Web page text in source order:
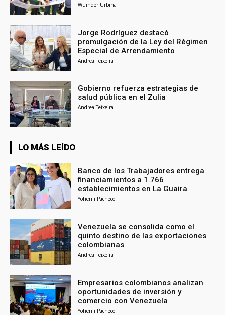
Wuinder Urbina
Jorge Rodríguez destacó
promulgación de la Ley del Régimen
Especial de Arrendamiento
Andrea Teixeira
Gobierno refuerza estrategias de
salud pública en el Zulia
Andrea Teixeira
LO MÁS LEÍDO
Banco de los Trabajadores entrega
financiamientos a 1.766
establecimientos en La Guaira
Yohenli Pacheco
Venezuela se consolida como el
quinto destino de las exportaciones
colombianas
Andrea Teixeira
Empresarios colombianos analizan
oportunidades de inversión y
comercio con Venezuela
Yohenli Pacheco